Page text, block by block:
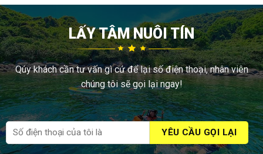
LẤY TÂM NUÔI TÍN
Qúy khách cần tư vấn gì cứ để lại số điện thoại, nhân viên
chúng tôi sẽ gọi lại ngay!